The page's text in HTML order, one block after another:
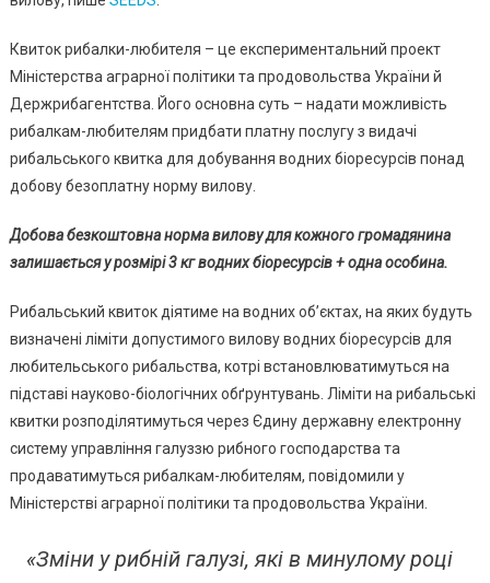
Рибалок:
Що
Це
Квиток рибалки-любителя – це експериментальний проект
Міністерства аграрної політики та продовольства України й
Держрибагентства. Його основна суть – надати можливість
рибалкам-любителям придбати платну послугу з видачі
рибальського квитка для добування водних біоресурсів понад
добову безоплатну норму вилову.
Добова безкоштовна норма вилову для кожного громадянина
залишається у розмірі 3 кг водних біоресурсів + одна особина.
Рибальський квиток діятиме на водних об’єктах, на яких будуть
визначені ліміти допустимого вилову водних біоресурсів для
любительського рибальства, котрі встановлюватимуться на
підставі науково-біологічних обґрунтувань. Ліміти на рибальські
квитки розподілятимуться через Єдину державну електронну
систему управління галуззю рибного господарства та
продаватимуться рибалкам-любителям, повідомили у
Міністерстві аграрної політики та продовольства України.
«Зміни у рибній галузі, які в минулому році